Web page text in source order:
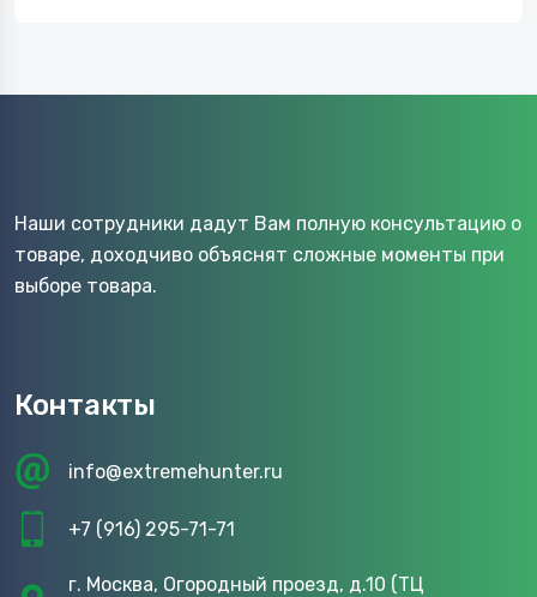
Наши сотрудники дадут Вам полную консультацию о
товаре, доходчиво объяснят сложные моменты при
выборе товара.
Контакты
info@extremehunter.ru
+7 (916) 295-71-71
г. Москва, Огородный проезд, д.10 (ТЦ